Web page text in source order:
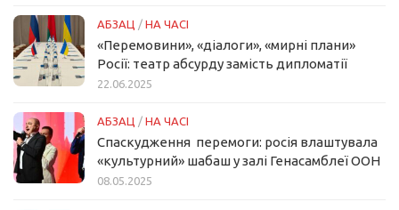
АБЗАЦ / НА ЧАСІ
«Перемовини», «діалоги», «мирні плани»
Росії: театр абсурду замість дипломатії
22.06.2025
АБЗАЦ / НА ЧАСІ
Спаскудження перемоги: росія влаштувала
«культурний» шабаш у залі Генасамблеї ООН
08.05.2025